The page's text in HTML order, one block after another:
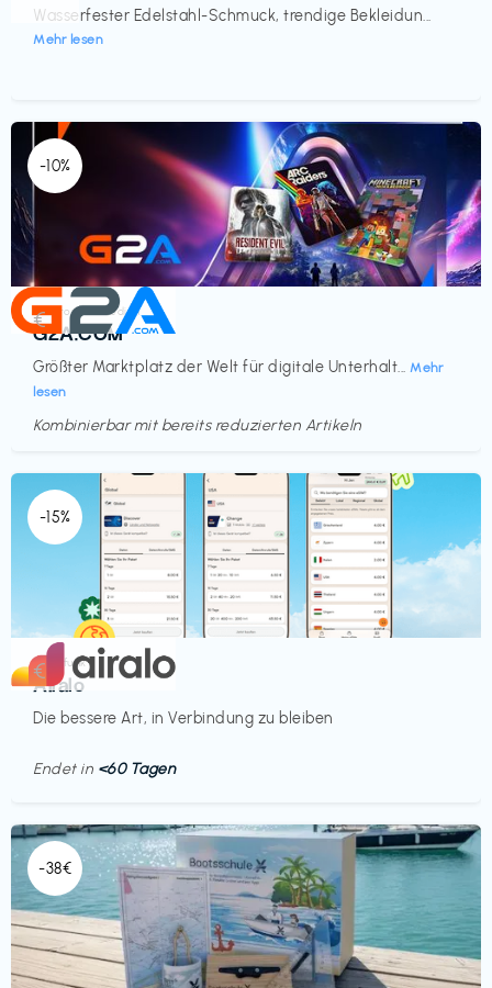
Wasserfester Edelstahl-Schmuck, trendige Bekleidun...
Mehr lesen
-10%
Elektronik & Medien
G2A.COM
Größter Marktplatz der Welt für digitale Unterhalt... Mehr
lesen
€‎
Kombinierbar mit bereits reduzierten Artikeln
-15%
Mobilfunk
Airalo
Die bessere Art, in Verbindung zu bleiben
€‎
Endet in <60 Tagen
-38€